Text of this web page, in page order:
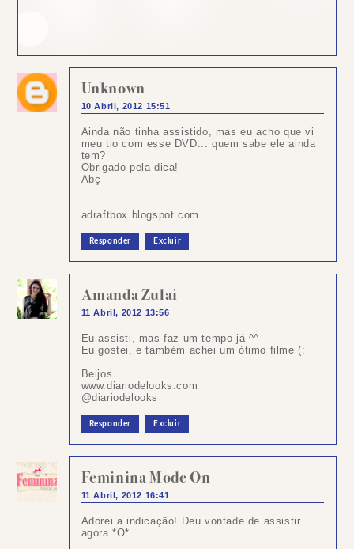
Unknown
10 Abril, 2012 15:51
Ainda não tinha assistido, mas eu acho que vi
meu tio com esse DVD... quem sabe ele ainda
tem?
Obrigado pela dica!
Abç
adraftbox.blogspot.com
Responder Excluir
Amanda Zulai
11 Abril, 2012 13:56
Eu assisti, mas faz um tempo já ^^
Eu gostei, e também achei um ótimo filme (:
Beijos
www.diariodelooks.com
@diariodelooks
Responder Excluir
Feminina Mode On
11 Abril, 2012 16:41
Adorei a indicação! Deu vontade de assistir
agora *O*